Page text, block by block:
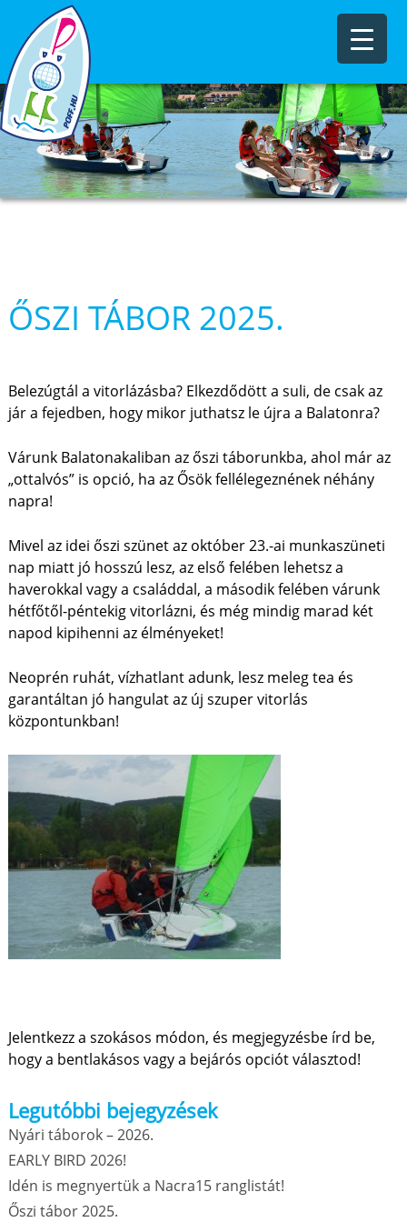
ŐSZI TÁBOR 2025.
Belezúgtál a vitorlázásba? Elkezdődött a suli, de csak az
jár a fejedben, hogy mikor juthatsz le újra a Balatonra?
Várunk Balatonakaliban az őszi táborunkba, ahol már az
„ottalvós” is opció, ha az Ősök fellélegeznének néhány
napra!
Mivel az idei őszi szünet az október 23.-ai munkaszüneti
nap miatt jó hosszú lesz, az első felében lehetsz a
haverokkal vagy a családdal, a második felében várunk
hétfőtől-péntekig vitorlázni, és még mindig marad két
napod kipihenni az élményeket!
Neoprén ruhát, vízhatlant adunk, lesz meleg tea és
garantáltan jó hangulat az új szuper vitorlás
központunkban!
Jelentkezz a szokásos módon, és megjegyzésbe írd be,
hogy a bentlakásos vagy a bejárós opciót választod!
Legutóbbi bejegyzések
Nyári táborok – 2026.
EARLY BIRD 2026!
Idén is megnyertük a Nacra15 ranglistát!
Őszi tábor 2025.